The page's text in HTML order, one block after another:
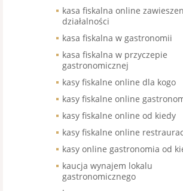
kasa fiskalna online
działalności
kasa fiskalna w gastronomii
kasa fiskalna w przyczepie
gastronomicznej
kasy fiskalne online dla kogo
kasy fiskalne online
kasy fiskalne online od kiedy
kasy fiskalne online
kasy online gastronomia od
kaucja wynajem lokalu
gastronomicznego